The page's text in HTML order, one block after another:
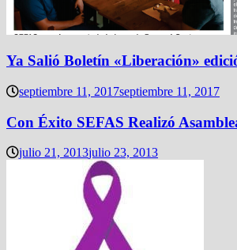
Ya Salió Boletín «Liberación»
septiembre 11, 2017septiembre 11, 2017
Con Éxito SEFAS Realizó
julio 21, 2013julio 23, 2013